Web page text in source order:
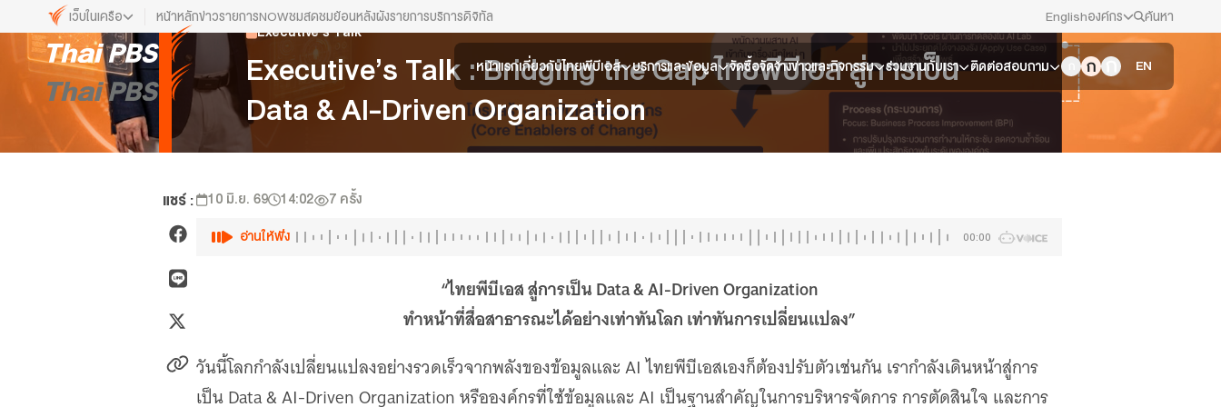
เว็บในเครือ
เว็บไซต์ในเครือ
ALTV
ทีวีเรียนสนุก
VIPA
ทุกความสุข...ดูฟรี ไม่มีโฆษณา
พื้นที่นำเสนอวาระของสังคม
Thai PBS Kids
Thai PBS Podcast
หน้าหลักข่าวรายการNOWชมสดชมย้อนหลังผังรายการบริการดิจิทัล Englishองค์กร
สมัครงาน/ฝึกงาน
About Thai PBS
ค้นหา
หน้าแรกเกี่ยวกับไทยพีบีเอส บริการและข้อมูล จัดซื้อจัดจ้างข่าวและกิจกรรม ร่วมงานกับเรา ติดต่อสอบถาม EN
Executive's Talk
Executive’s Talk : Bridging the Gap ไทยพีบีเอส สู่การเป็น
Data & AI-Driven Organization
แชร์ : 10 มิ.ย. 69 14:02 7 ครั้ง
อ่านให้ฟัง 00:00
“ไทยพีบีเอส สู่การเป็น Data & AI-Driven Organization
ทำหน้าที่สื่อสาธารณะได้อย่างเท่าทันโลก เท่าทันการเปลี่ยนแปลง”
วันนี้โลกกำลังเปลี่ยนแปลงอย่างรวดเร็วจากพลังของข้อมูลและ AI ไทยพีบีเอสเองก็ต้องปรับตัวเช่นกัน เรากำลังเดินหน้าสู่การ
เป็น Data & AI-Driven Organization หรือองค์กรที่ใช้ข้อมูลและ AI เป็นฐานสำคัญในการบริหารจัดการ การตัดสินใจ และการ